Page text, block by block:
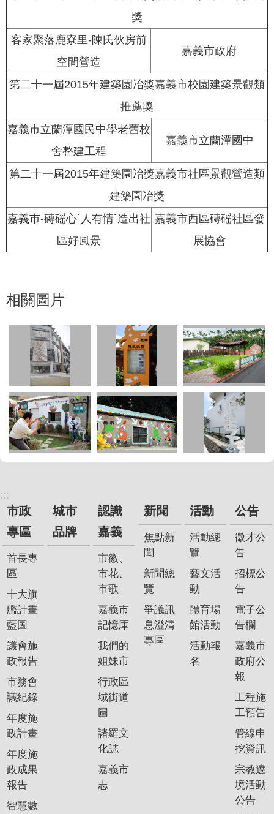
獎
客家聚落鹿寮里-陳氏伙房前
空間營造
嘉義市政府
第二十一屆2015年建築園冶獎嘉義市校園建築景觀類
推薦獎
嘉義市立蘭潭國民中學老舊校
舍整建工程
嘉義市立蘭潭國中
第二十一屆2015年建築園冶獎嘉義市社區景觀營造類
建築園冶獎
嘉義市-磚磘心˙人有情˙造出社
區好風景
嘉義市西區磚磘社區發
展協會
相關圖片
:::
市政
專區
首長專
區
十大旗
艦計畫
藍圖
議會施
政報告
市務會
議紀錄
年度施
政計畫
年度施
政成果
報告
智慧數
城市
品牌
認識
嘉義
市徽、
市花、
市歌
嘉義市
記憶庫
我們的
姐妹市
行政區
域街道
圖
諸羅文
化誌
嘉義市
志
新聞
焦點新
聞
新聞總
覽
爭議訊
息澄清
專區
活動
活動總
覽
藝文活
動
體育場
館活動
活動報
名
公告
徵才公
告
招標公
告
電子公
告欄
嘉義市
政府公
報
工程施
工預告
管線申
挖資訊
宗教遶
境活動
公告